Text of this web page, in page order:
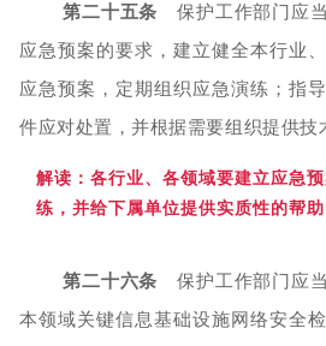
第二十五条 保护工作部门应
应急预案的要求，建立健全本行业
应急预案，定期组织应急演练；指
件应对处置，并根据需要组织提供技
解读：各行业、各领域要建立应急
练，并给下属单位提供实质性的帮助
第二十六条 保护工作部门应
本领域关键信息基础设施网络安全